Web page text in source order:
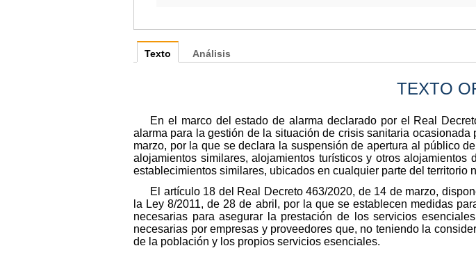
Texto
TEXTO
En el marco del estado de alarma declarado por el Real
alarma para la gestión de la situación de crisis sanitaria
marzo, por la que se declara la suspensión de apertura al público
alojamientos similares, alojamientos turísticos y otros
establecimientos similares, ubicados en cualquier parte del territorio
El artículo 18 del Real Decreto 463/2020, de 14 de marzo,
la Ley 8/2011, de 28 de abril, por la que se establecen medidas
necesarias para asegurar la prestación de los servicios
necesarias por empresas y proveedores que, no teniendo la
de la población y los propios servicios esenciales.
Análisis